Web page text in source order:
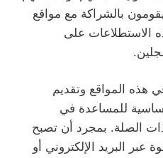
بالشراكة مع مواقع
الاستطلاعات على
هذه المواقع وتقديم
للمساعدة في
الصلة. بمجرد أن تصبح
عبر البريد الإلكتروني أو